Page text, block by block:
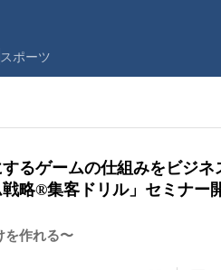
スポーツ
るゲームの仕組みをビジネ
略®︎集客ドリル」セミナー
を作れる〜